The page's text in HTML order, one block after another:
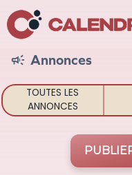
 Annonces
TOUTES LES
ANNONCES